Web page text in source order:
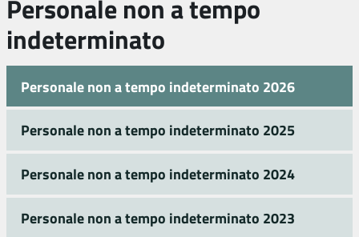
Personale non a tempo
indeterminato
Personale non a tempo indeterminato 2026
Personale non a tempo indeterminato 2025
Personale non a tempo indeterminato 2024
Personale non a tempo indeterminato 2023